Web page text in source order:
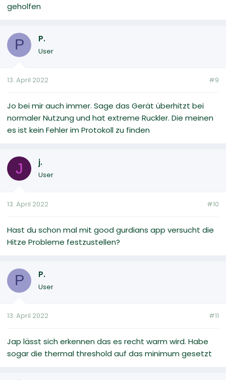
geholfen
P P.
User
13. April 2022 #9
Jo bei mir auch immer. Sage das Gerät überhitzt bei
normaler Nutzung und hat extreme Ruckler. Die meinen
es ist kein Fehler im Protokoll zu finden
J j.
User
13. April 2022 #10
Hast du schon mal mit good gurdians app versucht die
Hitze Probleme festzustellen?
P P.
User
13. April 2022 #11
Jap lässt sich erkennen das es recht warm wird. Habe
sogar die thermal threshold auf das minimum gesetzt